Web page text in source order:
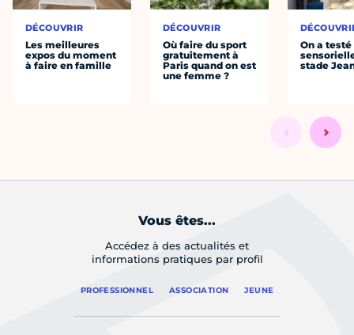
DÉCOUVRIR
Les meilleures
expos du moment
à faire en famille
DÉCOUVRIR
Où faire du sport
gratuitement à
Paris quand on est
une femme ?
On a
stade
Vous êtes...
Accédez à des actualités et
informations pratiques par profil
PROFESSIONNEL ASSOCIATION JEUNE